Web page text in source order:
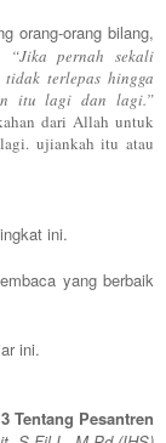
orang-orang bilang,
“Jika pernah sekali
terlepas hingga
itu lagi dan lagi.”
dari Allah untuk
ujiankah itu atau
ini.
yang berbaik
ini.
Tentang Pesantren